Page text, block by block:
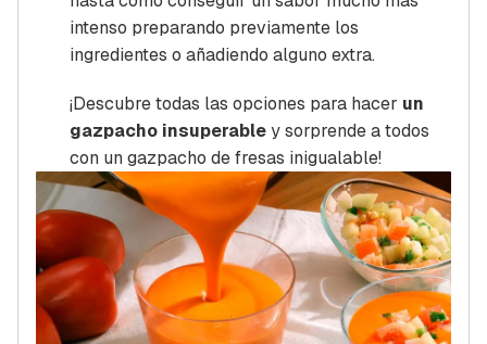
intenso preparando previamente los
ingredientes o añadiendo alguno extra.
¡Descubre todas las opciones para hacer un
gazpacho insuperabley sorprende a todos
con un gazpacho de fresas inigualable!